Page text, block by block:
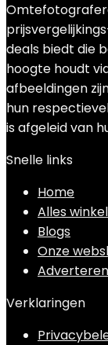
deals biedt die
hoogte houdt
afbeeldingen
hun
is afgeleid van
Snelle links
Home
Alles
Blogs
Onze
Adverteren
Verklaringen